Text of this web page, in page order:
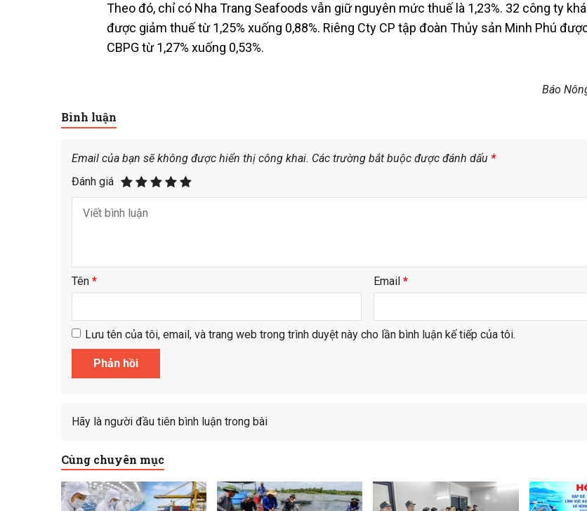
Theo đó, chỉ có Nha Trang Seafoods vẫn giữ nguyên mức thuế là 1,23%. 32 công ty
được giảm thuế từ 1,25% xuống 0,88%. Riêng Cty CP tập đoàn Thủy sản Minh Phú
CBPG từ 1,27% xuống 0,53%.
Báo
Bình luận
Email của bạn sẽ không được hiển thị công khai. Các trường bắt buộc được đánh dấu *
Đánh giá
Tên * Email*
Lưu tên của tôi, email, và trang web trong trình duyệt này cho lần bình luận kế tiếp của tôi.
Hãy là người đầu tiên bình luận trong bài
Cùng chuyên mục